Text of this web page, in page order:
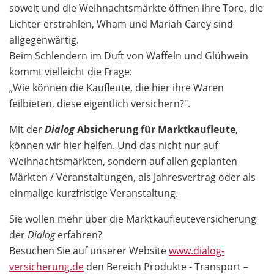
soweit und die Weihnachtsmärkte öffnen ihre Tore, die
Lichter erstrahlen, Wham und Mariah Carey sind
allgegenwärtig.
Beim Schlendern im Duft von Waffeln und Glühwein
kommt vielleicht die Frage:
„Wie können die Kaufleute, die hier ihre Waren
feilbieten, diese eigentlich versichern?".
Mit derDialogAbsicherung für Marktkaufleute,
können wir hier helfen. Und das nicht nur auf
Weihnachtsmärkten, sondern auf allen geplanten
Märkten / Veranstaltungen, als Jahresvertrag oder als
einmalige kurzfristige Veranstaltung.
Sie wollen mehr über die Marktkaufleuteversicherung
derDialogerfahren?
Besuchen Sie auf unserer Websitewww.dialog-
versicherung.de den Bereich Produkte - Transport –